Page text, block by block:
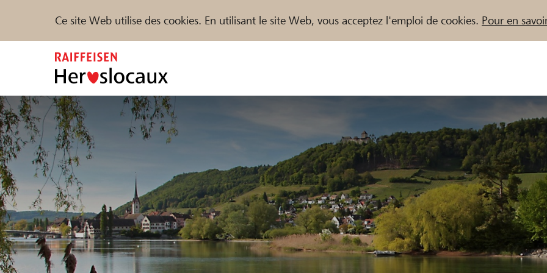
Ce site Web utilise des cookies. En utilisant le site Web, vous acceptez l'emploi de cookies. Pour en
Parrainer Soutien & assistance
Trouvez des projets et des organisations
DE FR IT